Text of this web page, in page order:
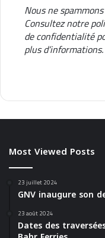
Nous ne
Consultez notre
de confidentialité
plus d’informations.
Most Viewed Posts
23 juillet 2024
GNV inaugure son
23 août 2024
Dates des